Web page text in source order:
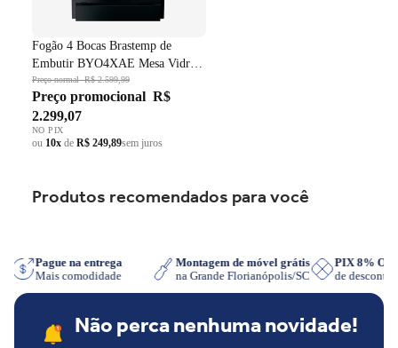
Fogão 4 Bocas Brastemp de
Embutir BYO4XAE Mesa Vidro
Grade em Ferro Fundido Dupla
Chama Preto Bivolt
Preço normalR$ 2.599,99
Preço promocional R$
2.299,07
NO PIX
ou 10x de R$ 249,89sem juros
Produtos recomendados para você
Pague na entrega
Mais comodidade
Montagem de móvel grátis
na Grande Florianópolis/SC
PIX 8%
de desconto
Não perca nenhuma novidade!